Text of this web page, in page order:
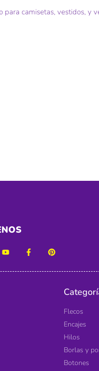
camisetas, vestidos,
Flecos
Encajes
Hilos
Borlas y
Botones